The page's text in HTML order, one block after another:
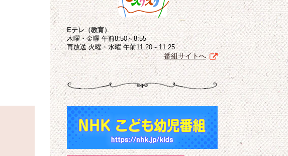
Eテレ（教育）
木曜・金曜 午前8:50～8:55
再放送 火曜・水曜 午前11:20～11:25
番組サイトへ